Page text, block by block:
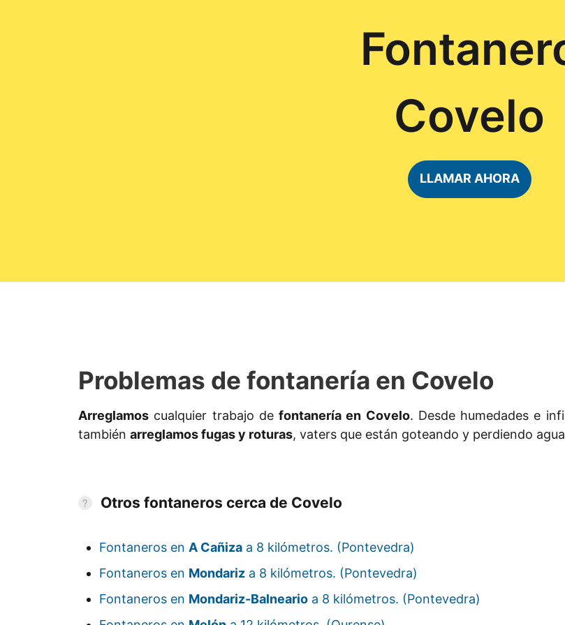
Covelo
LLAMAR AHORA
Problemas de fontanería en Covelo
Arreglamos cualquier trabajo de fontanería en Covelo. Desde humedades e
también arreglamos fugas y roturas, vaters que están goteando y perdiendo
Otros fontaneros cerca de Covelo
Fontaneros en A Cañiza a 8 kilómetros. (Pontevedra)
Fontaneros en Mondariz a 8 kilómetros. (Pontevedra)
Fontaneros en Mondariz-Balneario a 8 kilómetros. (Pontevedra)